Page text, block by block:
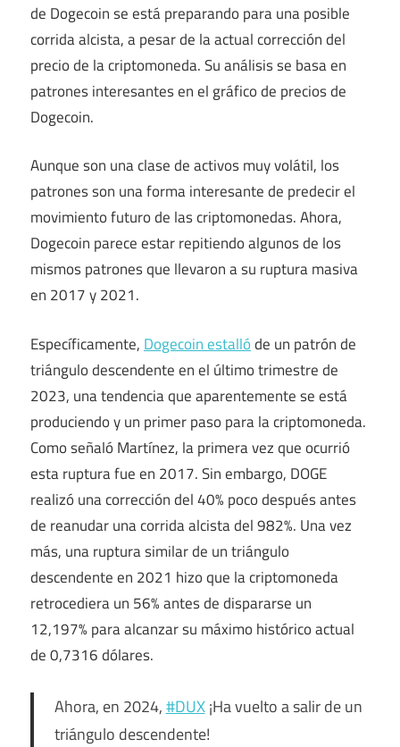
de Dogecoin se está preparando para una posible
corrida alcista, a pesar de la actual corrección del
precio de la criptomoneda. Su análisis se basa en
patrones interesantes en el gráfico de precios de
Dogecoin.
Aunque son una clase de activos muy volátil, los
patrones son una forma interesante de predecir el
movimiento futuro de las criptomonedas. Ahora,
Dogecoin parece estar repitiendo algunos de los
mismos patrones que llevaron a su ruptura masiva
en 2017 y 2021.
Específicamente, Dogecoin estallóde un patrón de
triángulo descendente en el último trimestre de
2023, una tendencia que aparentemente se está
produciendo y un primer paso para la criptomoneda.
Como señaló Martínez, la primera vez que ocurrió
esta ruptura fue en 2017. Sin embargo, DOGE
realizó una corrección del 40% poco después antes
de reanudar una corrida alcista del 982%. Una vez
más, una ruptura similar de un triángulo
descendente en 2021 hizo que la criptomoneda
retrocediera un 56% antes de dispararse un
12,197% para alcanzar su máximo histórico actual
de 0,7316 dólares.
Ahora, en 2024,#DUX¡Ha vuelto a salir de un
triángulo descendente!